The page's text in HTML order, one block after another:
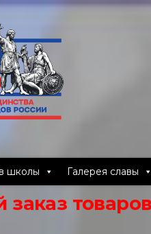
школы Галерея славы